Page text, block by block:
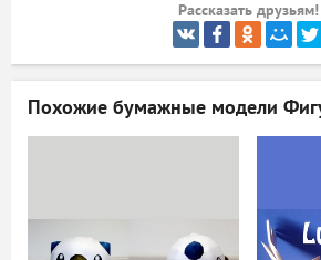
Рассказать друзьям!
Похожие бумажные модели